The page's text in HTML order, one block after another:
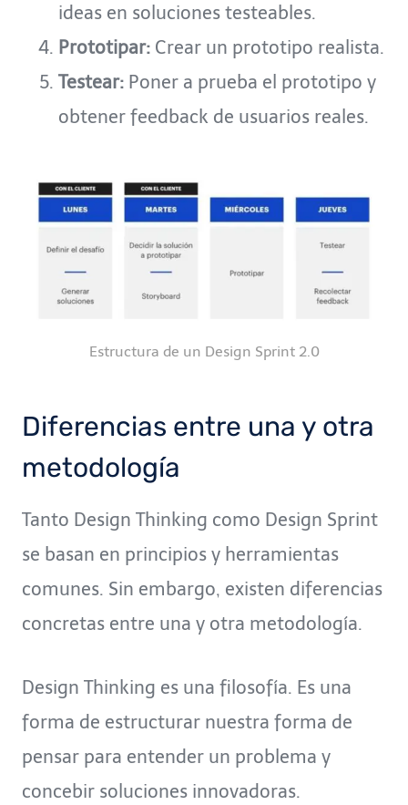
ideas en soluciones testeables.
Prototipar: Crear un prototipo realista.
Testear: Poner a prueba el prototipo y
obtener feedback de usuarios reales.
Estructura de un Design Sprint 2.0
Diferencias entre una y otra
metodología
Tanto Design Thinking como Design Sprint
se basan en principios y herramientas
comunes. Sin embargo, existen diferencias
concretas entre una y otra metodología.
Design Thinking es una filosofía. Es una
forma de estructurar nuestra forma de
pensar para entender un problema y
concebir soluciones innovadoras.